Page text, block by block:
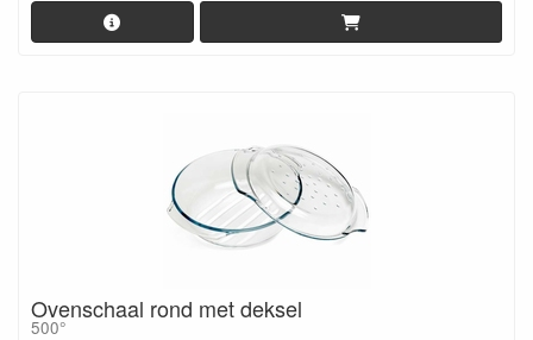
Ovenschaal rond met deksel
500°